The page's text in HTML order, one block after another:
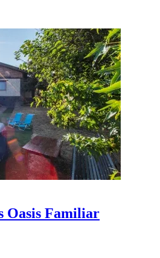
Oasis Familiar